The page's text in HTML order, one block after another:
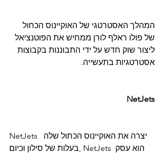
המהלך האסטרטגי של האוקיינוס ​​הכחול
של פולו ראלף לורן ממחיש את הפוטנציאל
ליצור שוק חדש על ידי התבוננות בקבוצות
אסטרטגיות בתעשייה.
NetJets
NetJets  יצרה את האוקיינוס ​​הכחול שלה
בעלות של סילון וכיום, NetJets הוא עסק